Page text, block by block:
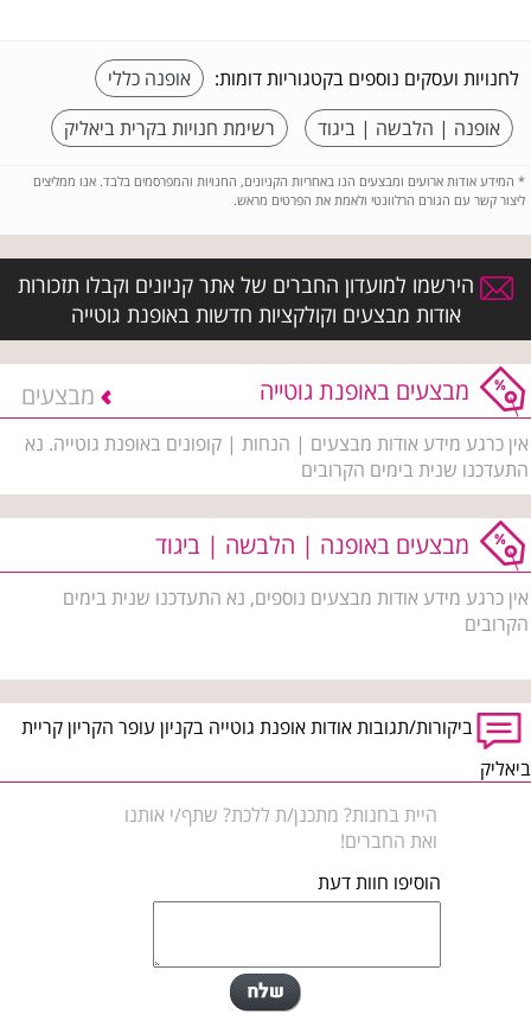
לחנויות ועסקים נוספים בקטגוריות דומות:
אופנה כללי
אופנה | הלבשה | ביגוד
רשימת חנויות בקרית ביאליק
* המידע אודות ארועים ומבצעים הנו באחריות הקניונים, החנויות והמפרסמים בלבד. אנו ממליצים
ליצור קשר עם הגורם הרלוונטי ולאמת את הפרטים מראש.
הירשמו למועדון החברים של אתר קניונים וקבלו תזכורות
אודות מבצעים וקולקציות חדשות באופנת גוטייה
מבצעים באופנת גוטייה מבצעים
אין כרגע מידע אודות מבצעים | הנחות | קופונים באופנת גוטייה. נא
התעדכנו שנית בימים הקרובים
מבצעים באופנה | הלבשה | ביגוד
אין כרגע מידע אודות מבצעים נוספים, נא התעדכנו שנית בימים
הקרובים
ביקורות/תגובות אודות אופנת גוטייה בקניון עופר הקריון קריית
ביאליק
היית בחנות? מתכנן/ת ללכת? שתף/י אותנו
ואת החברים!
הוסיפו חוות דעת